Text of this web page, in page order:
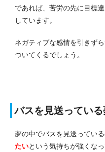
であれば、苦労の先に目標
しています。
ネガティブな感情を引きず
ついてくるでしょう。
バスを見送っている
夢の中でバスを見送っている
たいという気持ちが強くな